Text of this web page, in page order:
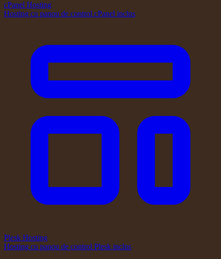
cPanel Hosting
Hosting cu panou de control cPanel inclus
Plesk Hosting
Hosting cu panou de control Plesk inclus